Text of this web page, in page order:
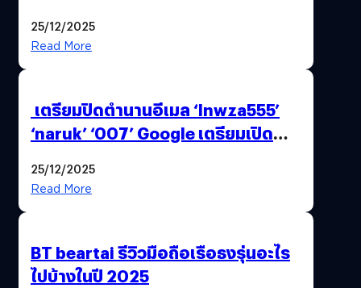
25/12/2025
Read More
เตรียมปิดตำนานอีเมล ‘lnwza555’
‘naruk’ ‘007’ Google เตรียมเปิด
25/12/2025
Read More
BT beartai รีวิวมือถือเรือธงรุ่นอะไร
ไปบ้างในปี 2025